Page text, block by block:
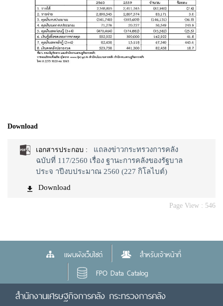
Download
เอกสารประกอบ :
แถลงข่าวกระทรวงการคลัง
ฉบับที่ 117/2560 เรื่อง ฐานะการคลังของรัฐบาล
ประจ าปีงบประมาณ 2560 (227 กิโลไบต์)
Download
Page View : 546
แผนผังเว็บไซต์
สำหรับเจ้าหน้าที่
FPO Data Catalog
สำนักงานเศรษฐกิจการคลัง กระทรวงการคลัง